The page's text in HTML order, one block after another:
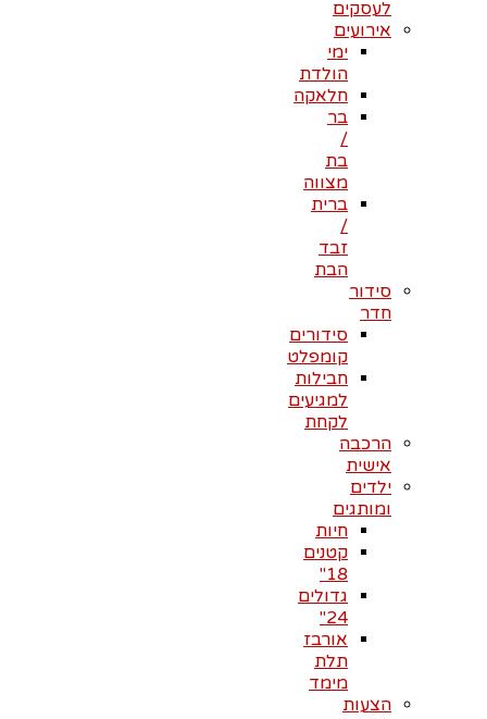
לעסקים
אירועים
ימי
הולדת
חלאקה
בר
/
בת
מצווה
ברית
/
זבד
הבת
סידור
חדר
סידורים
קומפלט
חבילות
למגיעים
לקחת
הרכבה
אישית
ילדים
ומותגים
חיות
קטנים
18"
גדולים
24"
אורבז
תלת
מימד
הצעות